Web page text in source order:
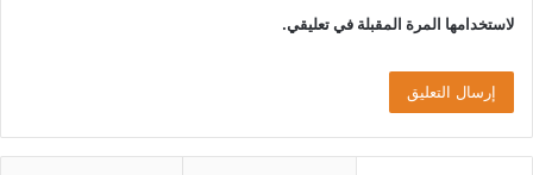
لاستخدامها المرة المقبلة في تعليقي.